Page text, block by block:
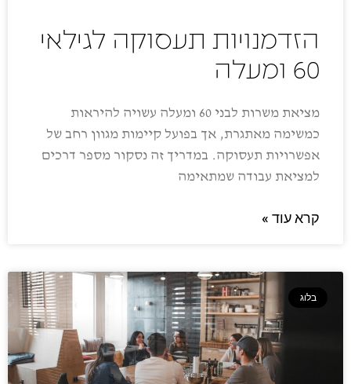
הזדמנויות תעסוקה לגילאי
60 ומעלה
מציאת משרות לבני 60 ומעלה עשויה להיראות
כמשימה מאתגרת, אך בפועל קיימות מגוון רחב של
אפשרויות תעסוקה. במדריך זה נסקור מספר דרכים
למציאת עבודה שמתאימה
קרא עוד »
בלוג